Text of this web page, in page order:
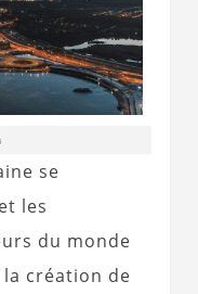
se
les
du monde
création de